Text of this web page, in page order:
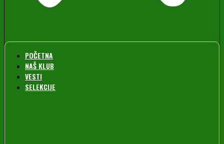
POČETNA
NAŠ KLUB
VESTI
SELEKCIJE